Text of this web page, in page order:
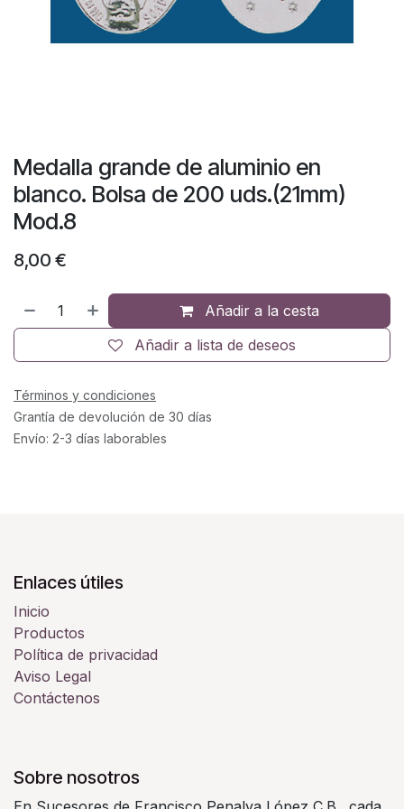
Medalla grande de aluminio en
blanco. Bolsa de 200 uds.(21mm)
Mod.8
8,00 €
Añadir a la cesta
Añadir a lista de deseos
Términos y condiciones
Grantía de devolución de 30 días
Envío: 2-3 días laborables
Enlaces útiles
Inicio
Productos
Política de privacidad
Aviso Legal
Contáctenos
Sobre nosotros